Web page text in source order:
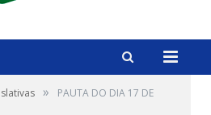
»
PAUTA DO DIA 17 DE